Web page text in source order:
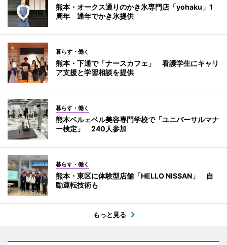
熊本・オークス通りのかき氷専門店「yohaku」1
周年 通年でかき氷提供
暮らす・働く
熊本・下通で「ナースカフェ」 看護学生にキャリ
ア支援と学習相談を提供
暮らす・働く
熊本ベルェベル美容専門学校で「ユニバーサルマナ
ー検定」 240人参加
暮らす・働く
熊本・東区に体験型店舗「HELLO NISSAN」 自
動運転技術も
もっと見る